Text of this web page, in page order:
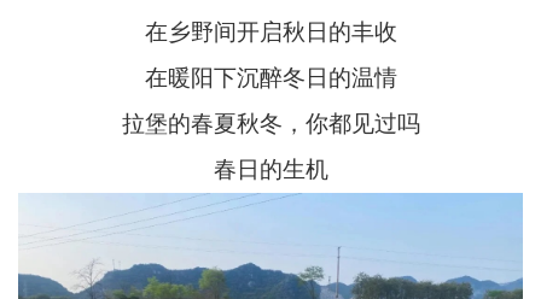
在乡野间开启秋日的丰收
在暖阳下沉醉冬日的温情
拉堡的春夏秋冬，你都见过吗
春日的生机